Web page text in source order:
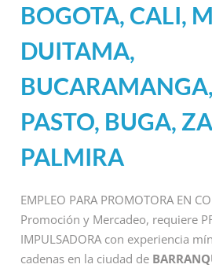
BOGOTA, CALI,
DUITAMA,
PASTO, BUGA,
PALMIRA
EMPLEO PARA PROMOTORA EN
Promoción y Mercadeo, requiere
IMPULSADORA con experiencia
cadenas en la ciudad de